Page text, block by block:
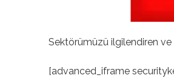
Sektörümüzü ilgilendiren ve
[advanced_iframe